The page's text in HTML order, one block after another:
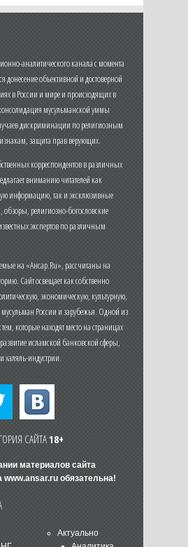
аналитического канала с момента
донесение объективной и достоверной
в России и мире и происходящих в
мусульманской уммы
дискриминации по религиозным
защита прав верующих.
корреспондентов в различных
вниманию читателей как
информацию, так и эксклюзивные
обзоры, религиозно-богословские
экспертов по различным
на «Ансар.Ru», рассчитаны на
Сайт освещает как собственно
экономическую, культурную,
России и зарубежья. Одной из
которые находят место на страницах
исламской банковской сферы,
халяль-индустрии.
САЙТА18+
материалов сайта
www.ansar.ruобязательна!
Актуально